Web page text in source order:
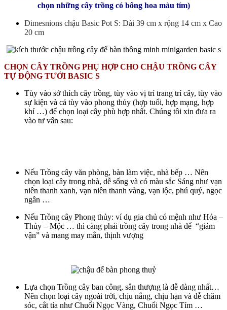
chọn những cây trồng có bông hoa màu tím)
Dimesnions chậu Basic Pot S: Dài 39 cm x rộng 14 cm x Cao
20 cm
CHỌN CÂY TRỒNG PHỤ HỢP CHO CHẬU TRỒNG CÂY
TỰ ĐỘNG TƯỚI BASIC S
Tùy vào sở thích cây trồng, tùy vào vị trí trang trí cây, tùy vào
sự kiện và cả tùy vào phong thủy (hợp tuổi, hợp mạng, hợp
khí …) để chọn loại cây phù hợp nhất. Chúng tôi xin đưa ra
vào tư vấn sau:
Nếu Trồng cây văn phòng, bàn làm việc, nhà bếp … Nên
chọn loại cây trong nhà, dễ sống và có màu sắc Sáng như vạn
niên thanh xanh, vạn niên thanh vàng, vạn lộc, phú quý, ngọc
ngân …
Nếu Trồng cây Phong thủy: ví dụ gia chủ có mệnh như Hỏa –
Thủy – Mộc … thì càng phải trồng cây trong nhà để “giảm
vận” và mang may mắn, thịnh vượng
Lựa chọn Trồng cây ban công, sân thượng là dễ dàng nhất…
Nên chọn loại cây ngoài trời, chịu nắng, chịu hạn và dễ chăm
sóc, cắt tỉa như Chuổi Ngọc Vàng, Chuổi Ngọc Tím …